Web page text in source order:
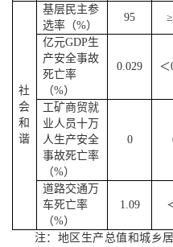
社
会
和
谐
基层民主参
选率（%）
95
亿元GDP生
产安全事故
死亡率
（%）
0.029 ＜
工矿商贸就
业人员十万
人生产安全
事故死亡率
（%）
0
道路交通万
车死亡率
（%）
1.09
注：地区生产总值和城乡